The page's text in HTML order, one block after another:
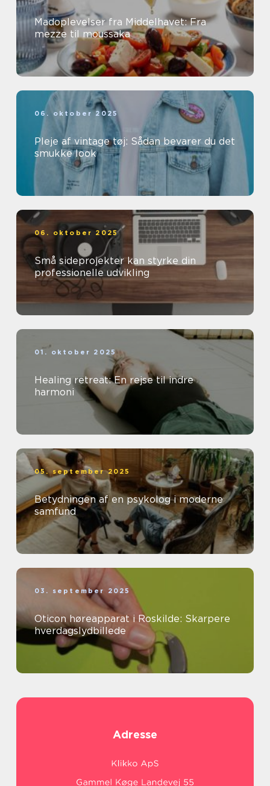
Madoplevelser fra Middelhavet: Fra
mezze til moussaka
06. oktober 2025
Pleje af vintage tøj: Sådan bevarer du det
smukke look
06. oktober 2025
Små sideprojekter kan styrke din
professionelle udvikling
01. oktober 2025
Healing retreat: En rejse til indre
harmoni
05. september 2025
Betydningen af en psykolog i moderne
samfund
03. september 2025
Oticon høreapparat i Roskilde: Skarpere
hverdagslydbillede
Adresse